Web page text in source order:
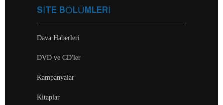
SİTE BÖLÜMLERİ
Dava Haberleri
DVD ve CD'ler
Kampanyalar
Kitaplar